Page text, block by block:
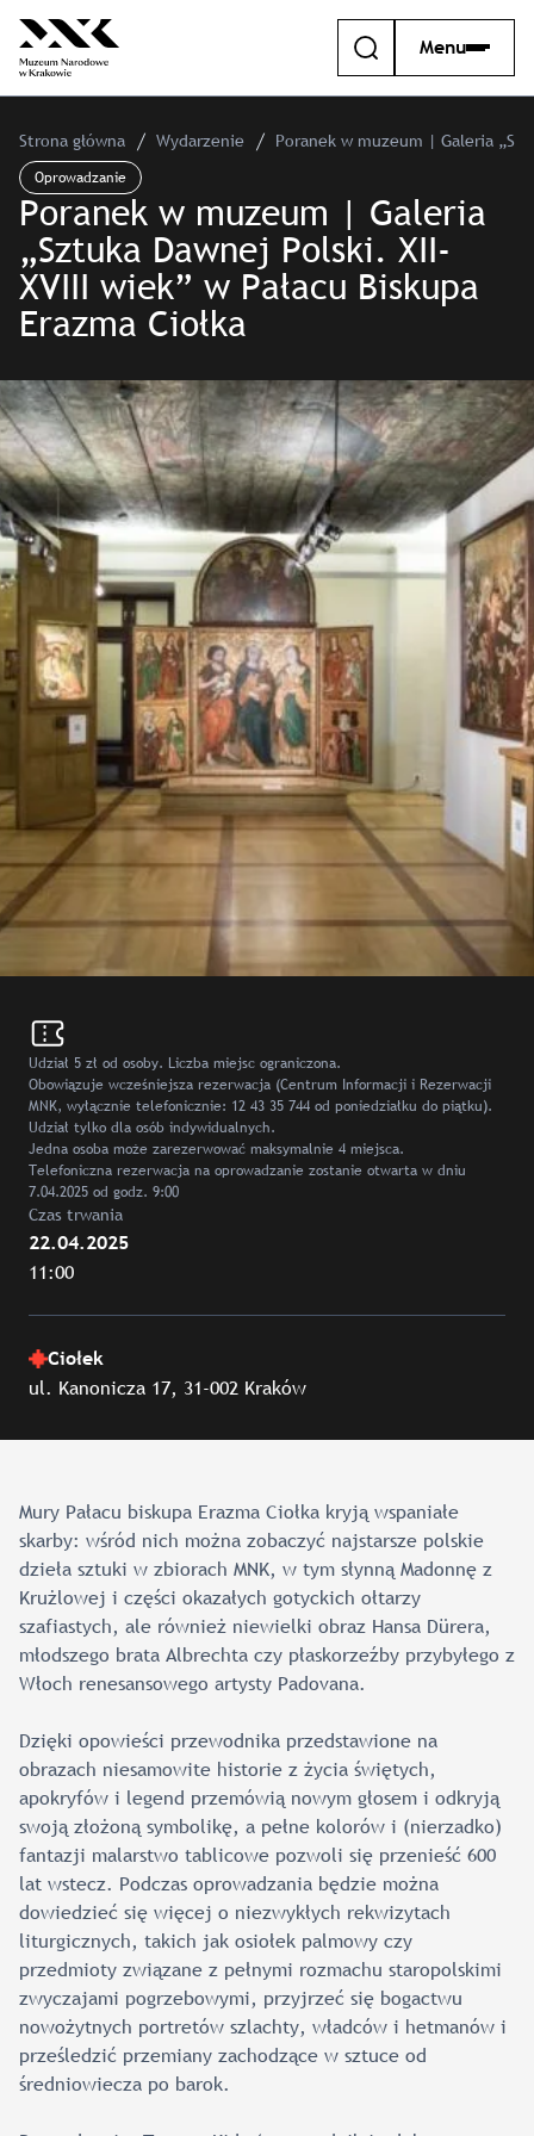
Menu
Strona główna Wydarzenie
Poranek w muzeum | Galeria
Oprowadzanie
Poranek w muzeum | Galeria
„Sztuka Dawnej Polski. XII-
XVIII wiek” w Pałacu Biskupa
Erazma Ciołka
Mury Pałacu biskupa Erazma Ciołka kryją wspaniałe
skarby: wśród nich można zobaczyć najstarsze polskie
dzieła sztuki w zbiorach MNK, w tym słynną Madonnę z
Krużlowej i części okazałych gotyckich ołtarzy
szafiastych, ale również niewielki obraz Hansa Dürera,
młodszego brata Albrechta czy płaskorzeźby przybyłego z
Włoch renesansowego artysty Padovana.
Dzięki opowieści przewodnika przedstawione na
obrazach niesamowite historie z życia świętych,
apokryfów i legend przemówią nowym głosem i odkryją
swoją złożoną symbolikę, a pełne kolorów i (nierzadko)
fantazji malarstwo tablicowe pozwoli się przenieść 600
lat wstecz. Podczas oprowadzania będzie można
dowiedzieć się więcej o niezwykłych rekwizytach
liturgicznych, takich jak osiołek palmowy czy
przedmioty związane z pełnymi rozmachu staropolskimi
zwyczajami pogrzebowymi, przyjrzeć się bogactwu
nowożytnych portretów szlachty, władców i hetmanów i
prześledzić przemiany zachodzące w sztuce od
średniowiecza po barok.
Udział 5 zł od osoby. Liczba miejsc ograniczona.
Obowiązuje wcześniejsza rezerwacja (Centrum Informacji i Rezerwacji
MNK, wyłącznie telefonicznie: 12 43 35 744 od poniedziałku do piątku).
Udział tylko dla osób indywidualnych.
Jedna osoba może zarezerwować maksymalnie 4 miejsca.
Telefoniczna rezerwacja na oprowadzanie zostanie otwarta w dniu
7.04.2025 od godz. 9:00
Czas trwania
22.04.2025
11:00
Ciołek
ul. Kanonicza 17, 31-002 Kraków